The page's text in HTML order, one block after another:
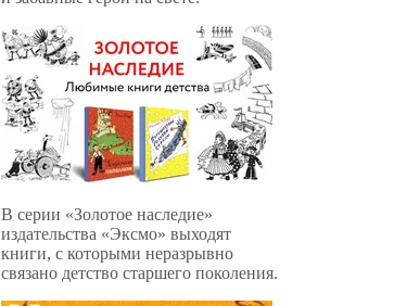
В серии «Золотое наследие»
издательства «Эксмо» выходят
книги, с которыми неразрывно
связано детство старшего поколения.